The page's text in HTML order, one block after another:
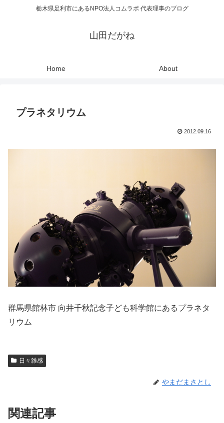
栃木県足利市にあるNPO法人コムラボ 代表理事のブログ
山田だがね
Home About
プラネタリウム
2012.09.16
群馬県館林市 向井千秋記念子ども科学館にあるプラネタ
リウム
日々雑感
やまだまさとし
関連記事